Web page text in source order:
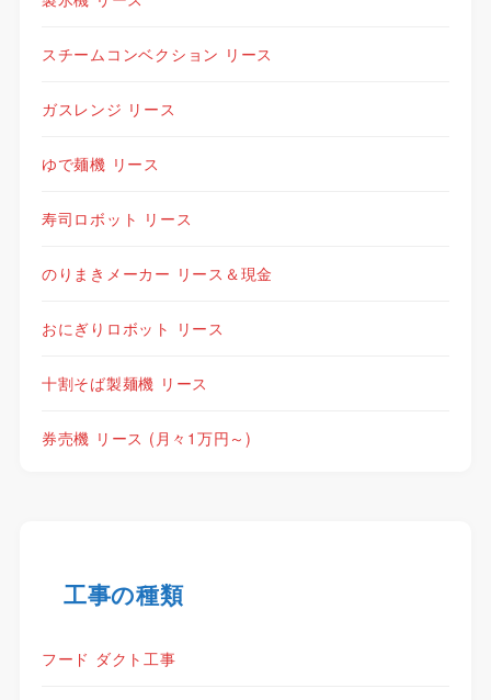
スチームコンベクション リース
ガスレンジ リース
ゆで麺機 リース
寿司ロボット リース
のりまきメーカー リース＆現金
おにぎりロボット リース
十割そば製麺機 リース
券売機 リース (月々1万円～)
工事の種類
フード ダクト工事